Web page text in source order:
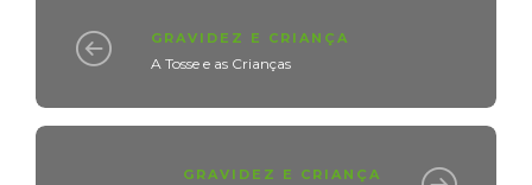
GRAVIDEZ E CRIANÇA
A Tosse e as Crianças
GRAVIDEZ E CRIANÇA